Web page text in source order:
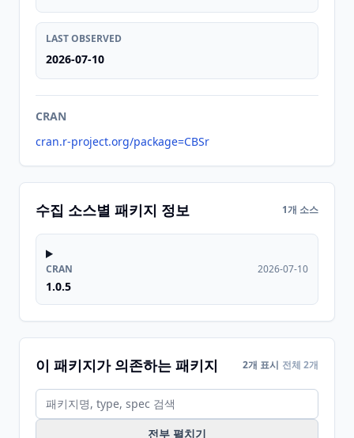
LAST OBSERVED
2026-07-10
CRAN
cran.r-project.org/package=CBSr
수집 소스별 패키지 정보 1개 소스
CRAN
1.0.5
2026-07-10
이 패키지가 의존하는 패키지 2개 표시 전체 2개
전부 펼치기